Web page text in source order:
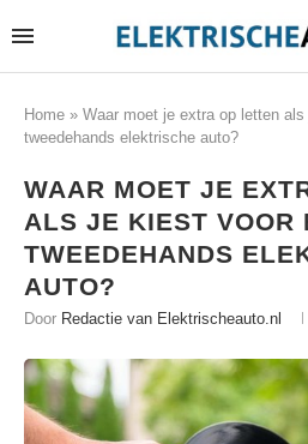
Home » Waar moet je extra op letten
tweedehands elektrische auto?
WAAR MOET JE
ALS JE KIEST VOOR
TWEEDEHANDS
AUTO?
Door Redactie van Elektrischeauto.nl